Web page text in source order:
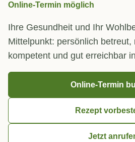
Online-Termin möglich
Ihre Gesundheit und Ihr
Mittelpunkt: persönlich betreut,
kompetent und gut erreichbar
Online-Termin
Rezept
Jetzt